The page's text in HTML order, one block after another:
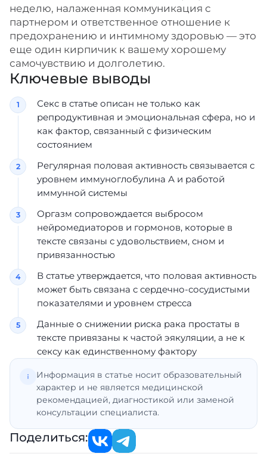
неделю, налаженная коммуникация с
партнером и ответственное отношение к
предохранению и интимному здоровью — это
еще один кирпичик к вашему хорошему
самочувствию и долголетию.
Ключевые выводы
Секс в статье описан не только как
репродуктивная и эмоциональная сфера, но и
как фактор, связанный с физическим
состоянием
Регулярная половая активность связывается с
уровнем иммуноглобулина А и работой
иммунной системы
Оргазм сопровождается выбросом
нейромедиаторов и гормонов, которые в
тексте связаны с удовольствием, сном и
привязанностью
В статье утверждается, что половая активность
может быть связана с сердечно-сосудистыми
показателями и уровнем стресса
Данные о снижении риска рака простаты в
тексте привязаны к частой эякуляции, а не к
сексу как единственному фактору
Информация в статье носит образовательный
характер и не является медицинской
рекомендацией, диагностикой или заменой
консультации специалиста.
Поделиться: